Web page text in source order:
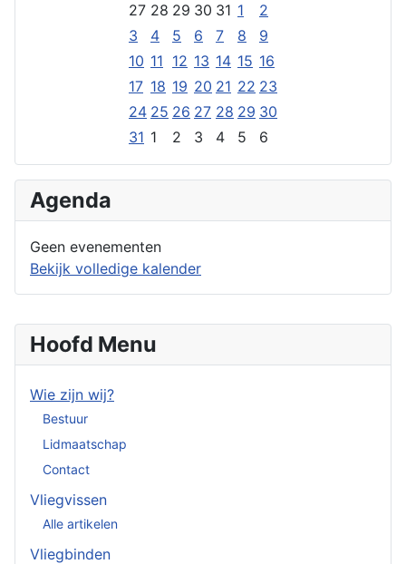
Hoofd Menu
Wie zijn wij?
Bestuur
Lidmaatschap
Contact
Vliegvissen
Alle artikelen
Vliegbinden
27 28 29 30 31 1
2
3
4 5 6 7 8
9
10 11 12 13 14 15 16
17 18 19 20 21 22 23
24 25 26 27 28 29 30
31 1 2 3 4 5 6
Agenda
Geen evenementen
Bekijk volledige kalender